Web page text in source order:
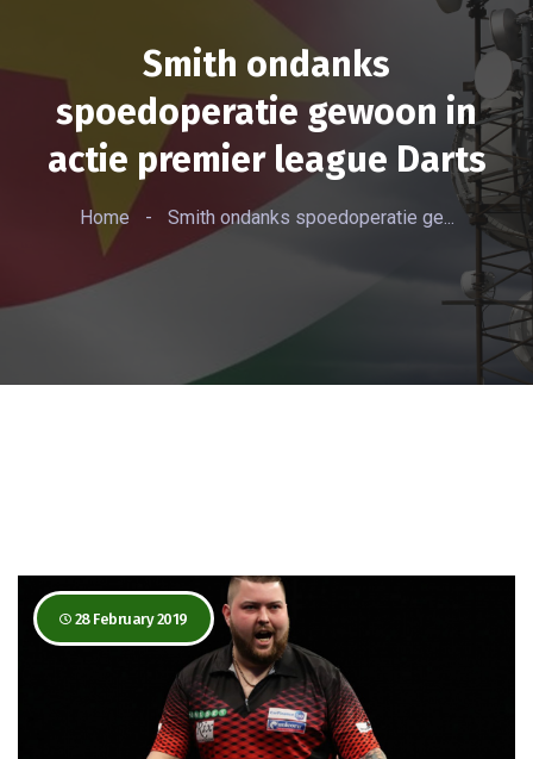
Smith ondanks
spoedoperatie gewoon in
actie premier league Darts
Home - Smith ondanks spoedoperatie ge...
28 February 2019